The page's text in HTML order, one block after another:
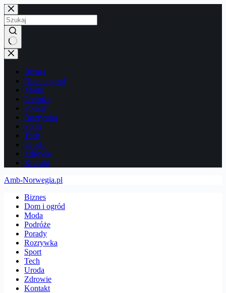
Przejdź
do
treści
Brak
wyników
Biznes
Dom i ogród
Moda
Podróże
Porady
Rozrywka
Sport
Tech
Uroda
Zdrowie
Kontakt
Amb-Norwegia.pl
Biznes
Dom i ogród
Moda
Podróże
Porady
Rozrywka
Sport
Tech
Uroda
Zdrowie
Kontakt